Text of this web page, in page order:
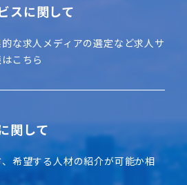
スに関して
な求人メディアの選定など求人サ
こちら
関して
希望する人材の紹介が可能か相